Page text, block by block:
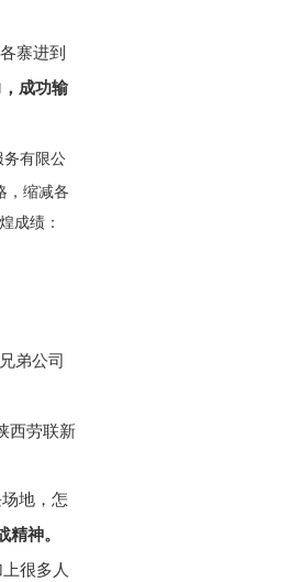
寨进到
成功输
务有限公
缩减各
成绩：
弟公司
西劳联新
地，怎
神。
很多人